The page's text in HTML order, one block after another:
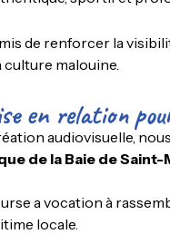
de renforcer la
culture malouine.
en relation
audiovisuelle,
de la Baie de Saint-
a vocation à
locale.